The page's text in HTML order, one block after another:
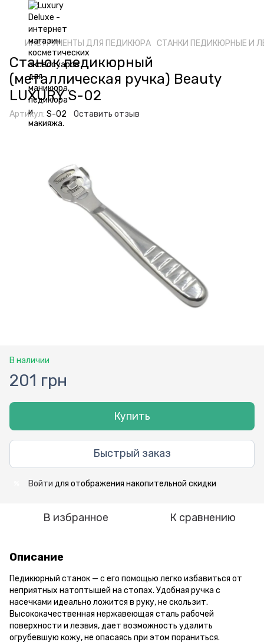
ИНСТРУМЕНТЫ ДЛЯ ПЕДИКЮРА СТАНКИ ПЕДИКЮРНЫЕ И
Станок педикюрный
(металлическая ручка) Beauty
LUXURY S-02
Артикул: S-02 Оставить отзыв
В наличии
201 грн
Купить
Быстрый заказ
Войти для отображения накопительной скидки
В избранное К сравнению
Описание
Педикюрный станок — с его помощью легко избавиться от
неприятных натоптышей на стопах. Удобная ручка с
насечками идеально ложится в руку, не скользит.
Высококачественная нержавеющая сталь рабочей
поверхности и лезвия, дает возможность удалить
огрубевшую кожу, не опасаясь при этом пораниться.